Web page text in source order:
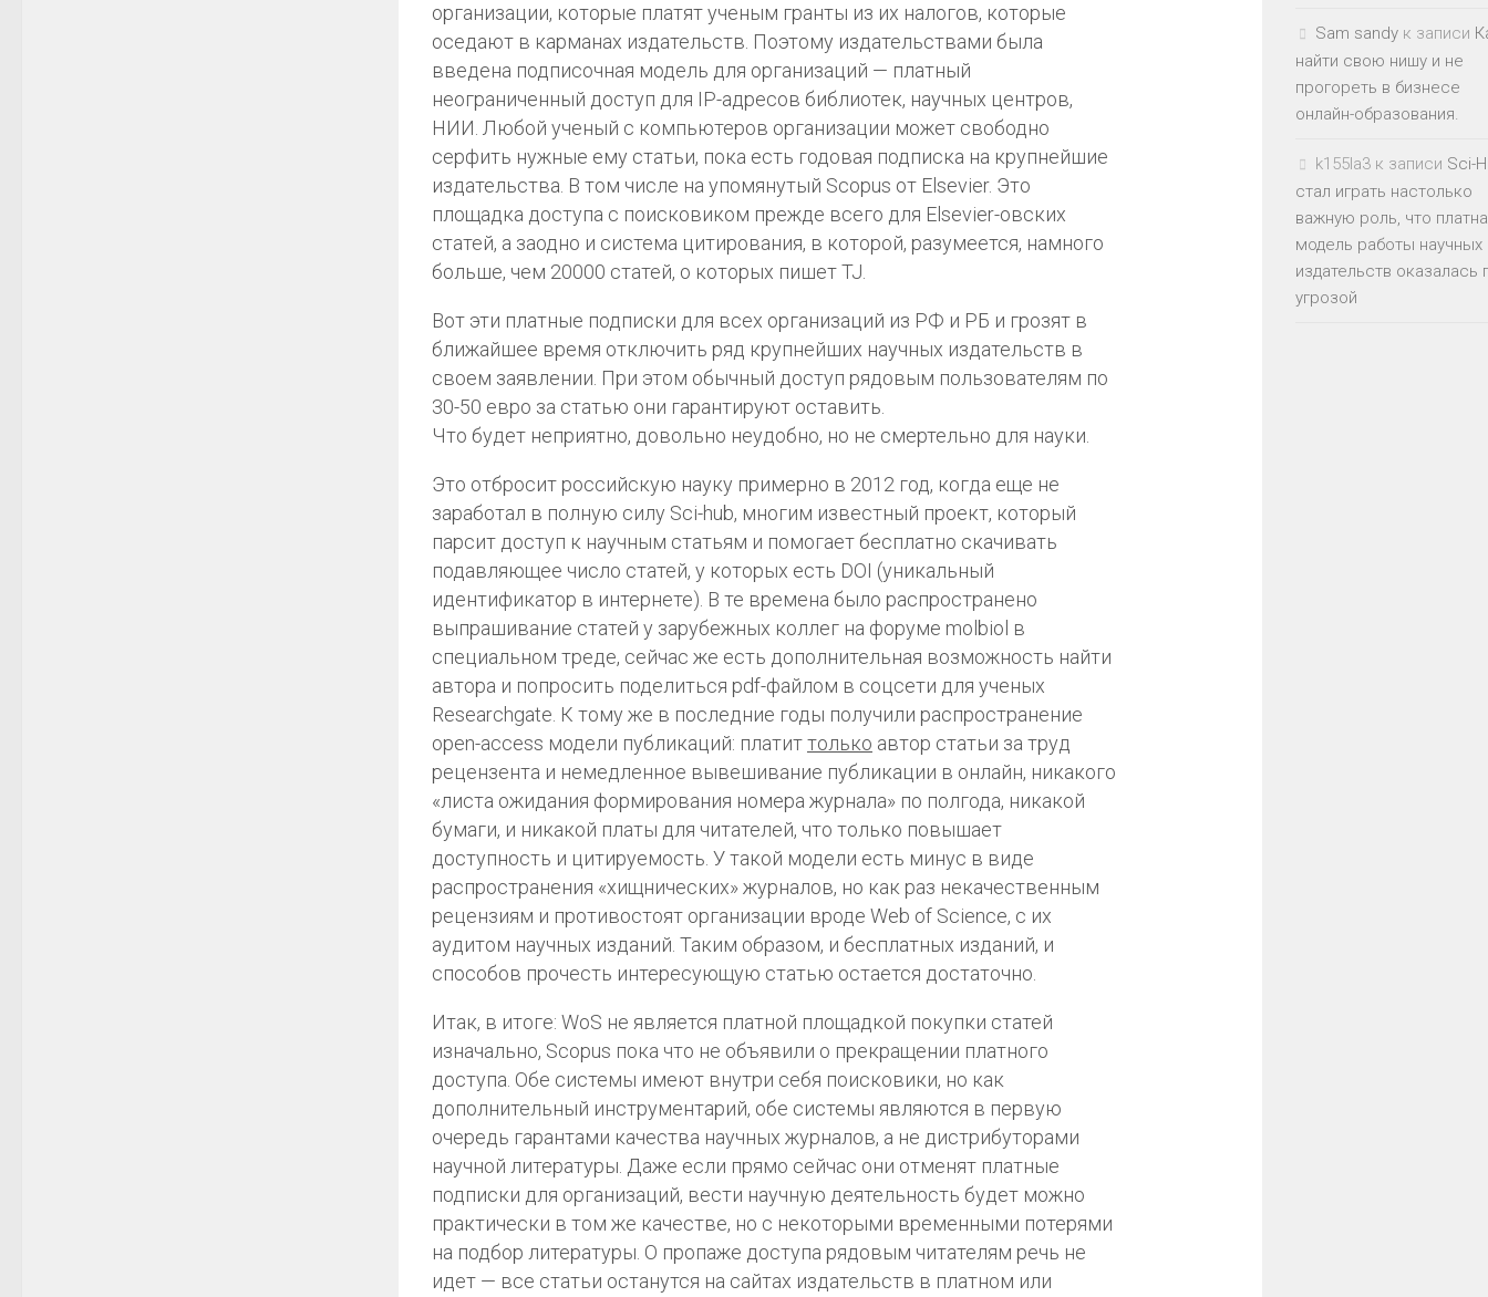
организации, которые платят ученым гранты из их налогов, которые
оседают в карманах издательств. Поэтому издательствами была
введена подписочная модель для организаций — платный
неограниченный доступ для IP-адресов библиотек, научных центров,
НИИ. Любой ученый с компьютеров организации может свободно
серфить нужные ему статьи, пока есть годовая подписка на крупнейшие
издательства. В том числе на упомянутый Scopus от Elsevier. Это
площадка доступа с поисковиком прежде всего для Elsevier-овских
статей, а заодно и система цитирования, в которой, разумеется, намного
больше, чем 20000 статей, о которых пишет TJ.
Вот эти платные подписки для всех организаций из РФ и РБ и грозят в
ближайшее время отключить ряд крупнейших научных издательств в
своем заявлении. При этом обычный доступ рядовым пользователям по
30-50 евро за статью они гарантируют оставить.
Что будет неприятно, довольно неудобно, но не смертельно для науки.
Это отбросит российскую науку примерно в 2012 год, когда еще не
заработал в полную силу Sci-hub, многим известный проект, который
парсит доступ к научным статьям и помогает бесплатно скачивать
подавляющее число статей, у которых есть DOI (уникальный
идентификатор в интернете). В те времена было распространено
выпрашивание статей у зарубежных коллег на форуме molbiol в
специальном треде, сейчас же есть дополнительная возможность найти
автора и попросить поделиться pdf-файлом в соцсети для ученых
Researchgate. К тому же в последние годы получили распространение
open-access модели публикаций: платиттолько автор статьи за труд
рецензента и немедленное вывешивание публикации в онлайн, никакого
«листа ожидания формирования номера журнала» по полгода, никакой
бумаги, и никакой платы для читателей, что только повышает
доступность и цитируемость. У такой модели есть минус в виде
распространения «хищнических» журналов, но как раз некачественным
рецензиям и противостоят организации вроде Web of Science, с их
аудитом научных изданий. Таким образом, и бесплатных изданий, и
способов прочесть интересующую статью остается достаточно.
Итак, в итоге: WoS не является платной площадкой покупки статей
изначально, Scopus пока что не объявили о прекращении платного
доступа. Обе системы имеют внутри себя поисковики, но как
дополнительный инструментарий, обе системы являются в первую
очередь гарантами качества научных журналов, а не дистрибуторами
научной литературы. Даже если прямо сейчас они отменят платные
подписки для организаций, вести научную деятельность будет можно
практически в том же качестве, но с некоторыми временными потерями
на подбор литературы. О пропаже доступа рядовым читателям речь не
идет — все статьи останутся на сайтах издательств в платном или
Sam sandy к записи
найти свою нишу и не
прогореть в бизнесе
онлайн-образования.
k155la3 к записи Sci-
стал играть настолько
важную роль, что
модель работы научных
издательств оказалась
угрозой